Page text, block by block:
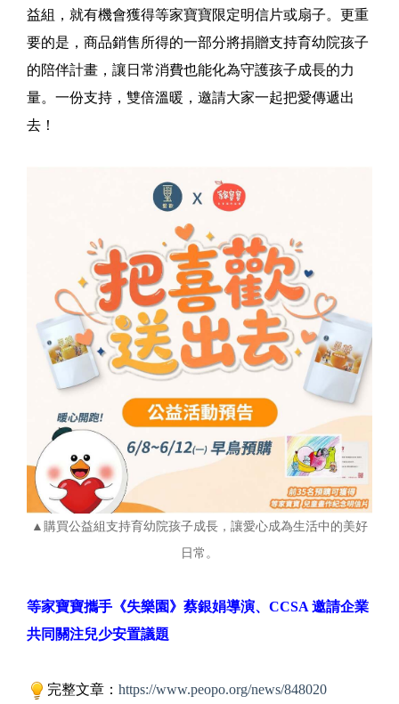
益組，就有機會獲得等家寶寶限定明信片或扇子。更重
要的是，商品銷售所得的一部分將捐贈支持育幼院孩子
的陪伴計畫，讓日常消費也能化為守護孩子成長的力
量。一份支持，雙倍溫暖，邀請大家一起把愛傳遞出
去！
▲購買公益組支持育幼院孩子成長，讓愛心成為生活中的美好
日常。
等家寶寶攜手《失樂園》蔡銀娟導演、CCSA 邀請企業
共同關注兒少安置議題
完整文章： https://www.peopo.org/news/848020